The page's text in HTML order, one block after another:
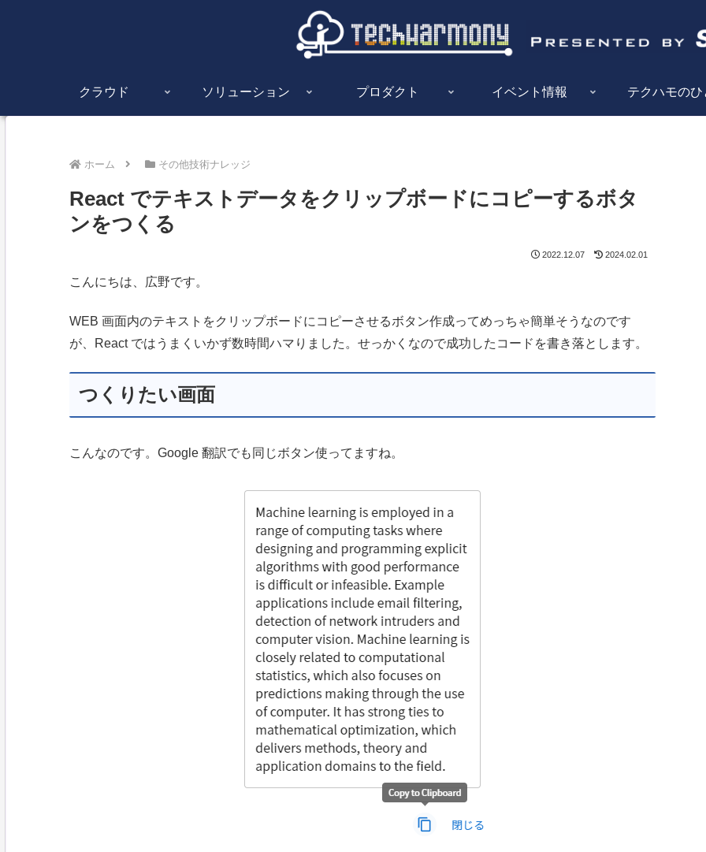
クラウド ソリューション プロダクト イベント情報 テクハモのひ
ホーム その他技術ナレッジ
React でテキストデータをクリップボードにコピーするボタ
ンをつくる
2022.12.07 2024.02.01
こんにちは、広野です。
WEB 画面内のテキストをクリップボードにコピーさせるボタン作成ってめっちゃ簡単そうなのです
が、React ではうまくいかず数時間ハマりました。せっかくなので成功したコードを書き落とします。
つくりたい画面
こんなのです。Google 翻訳でも同じボタン使ってますね。